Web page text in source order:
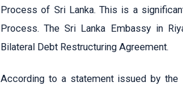
Process of Sri Lanka. This is a
Process. The Sri Lanka Embassy in
Bilateral Debt Restructuring Agreement.
According to a statement issued by